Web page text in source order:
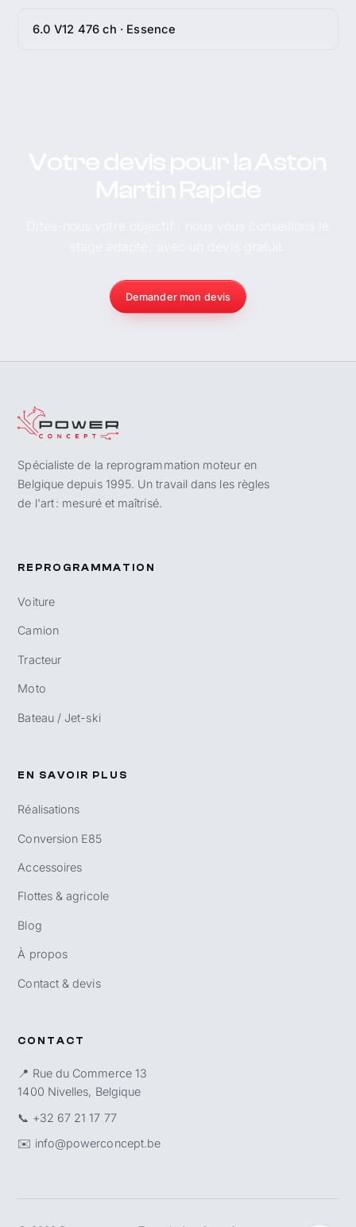
6.0 V12 476 ch · Essence
Demander mon devis
Spécialiste de la reprogrammation moteur en
Belgique depuis 1995. Un travail dans les règles
de l'art : mesuré et maîtrisé.
REPROGRAMMATION
Voiture
Camion
Tracteur
Moto
Bateau / Jet-ski
EN SAVOIR PLUS
Réalisations
Conversion E85
Accessoires
Flottes & agricole
Blog
À propos
Contact & devis
CONTACT
📍 Rue du Commerce 13
1400 Nivelles, Belgique
📞 +32 67 21 17 77
✉️ info@powerconcept.be